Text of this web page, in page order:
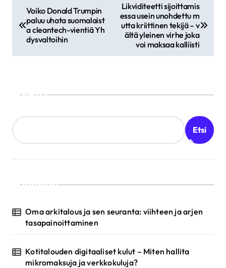
i
l
i
l
a
u
Voiko Donald Trumpin
paluu uhata suomalaist
a cleantech-vientiä Yh
dysvaltoihin
Likviditeetti sijoittamis
essa usein unohdettu m
utta kriittinen tekijä – v
ältä yleinen virhe joka
voi maksaa kalliisti
Etsi
Etsi
Valittu
Oma arkitalous ja sen seuranta: viihteen ja arjen
tasapainoittaminen
Kotitalouden digitaaliset kulut – Miten hallita
mikromaksuja ja verkkokuluja?